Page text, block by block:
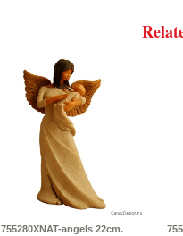
755280XNAT-angels 22cm.